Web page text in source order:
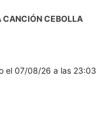
CANCIÓN CEBOLLA
el 07/08/26 a las 23:03